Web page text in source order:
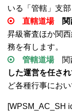
いる「管轄」支
直轄道場
昇級審査ほか関
務を有します。
管轄道場関
した運営を任さ
ど各種行事にお
[WPSM_AC_SH